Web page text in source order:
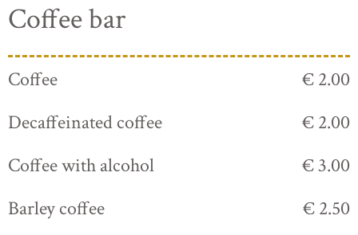
Coffee bar
Coffee
€ 2.00
Decaffeinated coffee
€ 2.00
Coffee with alcohol
€ 3.00
Barley coffee
€ 2.50